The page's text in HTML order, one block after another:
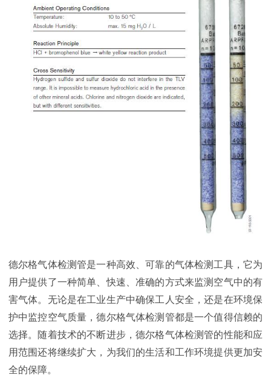
德尔格气体检测管是一种高效、可靠的气体检测工具，它为
用户提供了一种简单、快速、准确的方式来监测空气中的有
害气体。无论是在工业生产中确保工人安全，还是在环境保
护中监控空气质量，德尔格气体检测管都是一个值得信赖的
选择。随着技术的不断进步，德尔格气体检测管的性能和应
用范围还将继续扩大，为我们的生活和工作环境提供更加安
全的保障。